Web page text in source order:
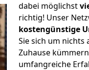
dabei möglichst
richtig! Unser
kostengünstige
Sie sich um nichts
Zuhause
umfangreiche